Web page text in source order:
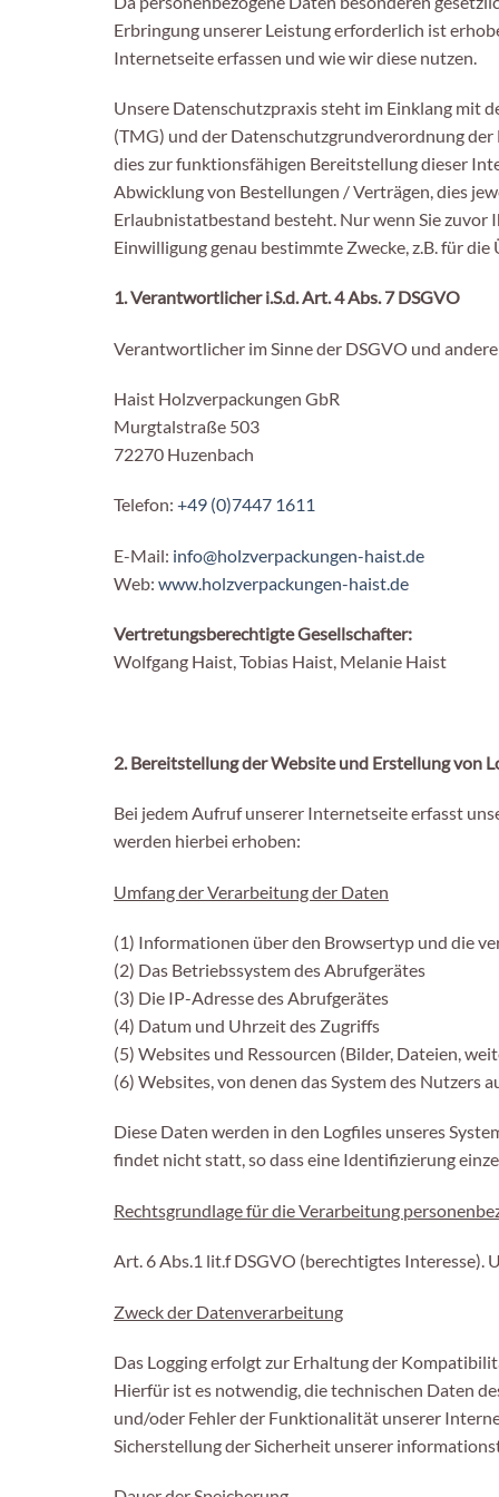
Erbringung unserer Leistung erforderlich ist
Internetseite erfassen und wie wir diese nutzen.
Unsere Datenschutzpraxis steht im Einklang mit
(TMG) und der Datenschutzgrundverordnung
dies zur funktionsfähigen Bereitstellung dieser
Abwicklung von Bestellungen / Verträgen, dies
Erlaubnistatbestand besteht. Nur wenn Sie
Einwilligung genau bestimmte Zwecke, z.B. für
1. Verantwortlicher i.S.d. Art. 4 Abs. 7 DSGVO
Verantwortlicher im Sinne der DSGVO und
Haist Holzverpackungen GbR
Murgtalstraße 503
72270 Huzenbach
Telefon: +49 (0)7447 1611
E-Mail: info@holzverpackungen-haist.de
Web: www.holzverpackungen-haist.de
Vertretungsberechtigte Gesellschafter:
Wolfgang Haist, Tobias Haist, Melanie Haist
2. Bereitstellung der Website und Erstellung von
Bei jedem Aufruf unserer Internetseite erfasst
werden hierbei erhoben:
Umfang der Verarbeitung der Daten
(1) Informationen über den Browsertyp und die
(2) Das Betriebssystem des Abrufgerätes
(3) Die IP-Adresse des Abrufgerätes
(4) Datum und Uhrzeit des Zugriffs
(5) Websites und Ressourcen (Bilder, Dateien,
(6) Websites, von denen das System des Nutzers
Diese Daten werden in den Logfiles unseres
findet nicht statt, so dass eine Identifizierung
Rechtsgrundlage für die Verarbeitung
Art. 6 Abs.1 lit.f DSGVO (berechtigtes Interesse).
Zweck der Datenverarbeitung
Das Logging erfolgt zur Erhaltung der
Hierfür ist es notwendig, die technischen Daten
und/oder Fehler der Funktionalität unserer
Sicherstellung der Sicherheit unserer